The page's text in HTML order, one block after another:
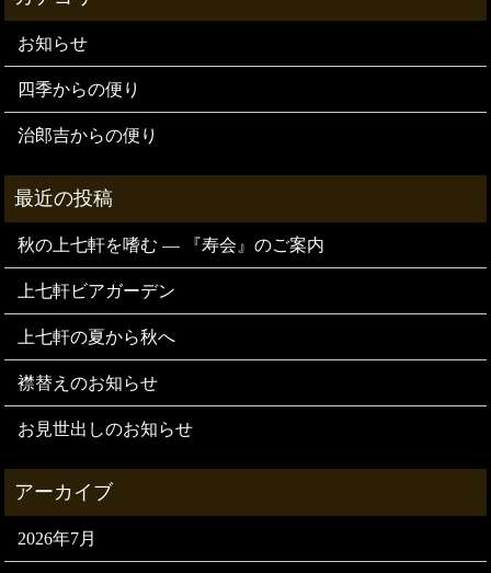
お知らせ
四季からの便り
治郎吉からの便り
秋の上七軒を嗜む — 『寿会』のご案内
上七軒ビアガーデン
上七軒の夏から秋へ
襟替えのお知らせ
お見世出しのお知らせ
2026年7月